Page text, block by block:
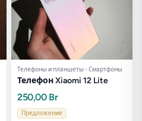
Телефоны и планшеты - Смартфоны
Телефон Xiaomi 12 Lite
250,00 Br
Предложение